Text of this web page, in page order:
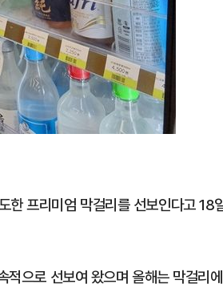
한 프리미엄 막걸리를 선보인다고 18
으로 선보여 왔으며 올해는 막걸리에